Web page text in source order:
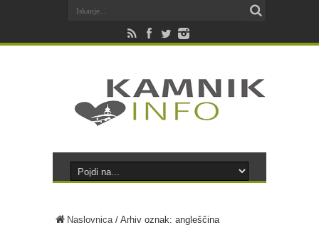
Naslovnica/ Arhiv oznak: angleščina